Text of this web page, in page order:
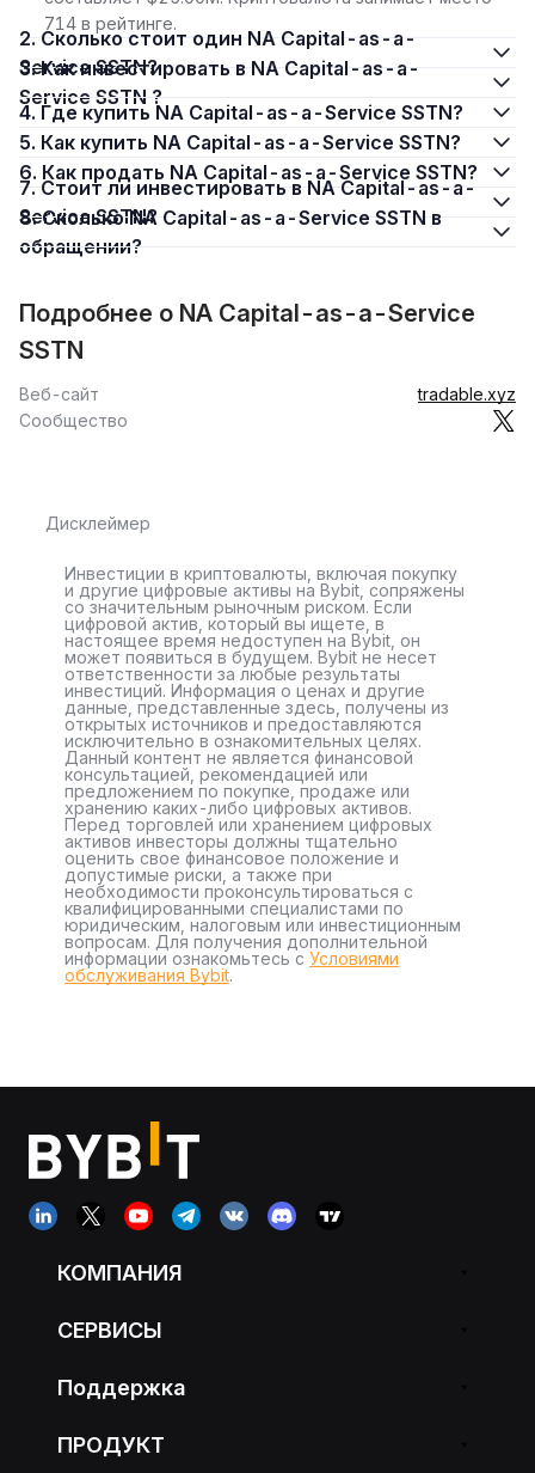
714 в рейтинге.
2. Сколько стоит один NA Capital-as-a-
Service SSTN?
3. Как инвестировать в NA Capital-as-a-
Service SSTN ?
4. Где купить NA Capital-as-a-Service SSTN?
5. Как купить NA Capital-as-a-Service SSTN?
6. Как продать NA Capital-as-a-Service SSTN?
7. Стоит ли инвестировать в NA Capital-as-a-
Service SSTN?
8. Сколько NA Capital-as-a-Service SSTN в
обращении?
Подробнее о NA Capital-as-a-Service
SSTN
Веб-сайт
tradable.xyz
Сообщество
Дисклеймер
Инвестиции в криптовалюты, включая покупку
и другие цифровые активы на Bybit, сопряжены
со значительным рыночным риском. Если
цифровой актив, который вы ищете, в
настоящее время недоступен на Bybit, он
может появиться в будущем. Bybit не несет
ответственности за любые результаты
инвестиций. Информация о ценах и другие
данные, представленные здесь, получены из
открытых источников и предоставляются
исключительно в ознакомительных целях.
Данный контент не является финансовой
консультацией, рекомендацией или
предложением по покупке, продаже или
хранению каких-либо цифровых активов.
Перед торговлей или хранением цифровых
активов инвесторы должны тщательно
оценить свое финансовое положение и
допустимые риски, а также при
необходимости проконсультироваться с
квалифицированными специалистами по
юридическим, налоговым или инвестиционным
вопросам. Для получения дополнительной
информации ознакомьтесь с Условиями
обслуживания Bybit.
КОМПАНИЯ
СЕРВИСЫ
Поддержка
ПРОДУКТ